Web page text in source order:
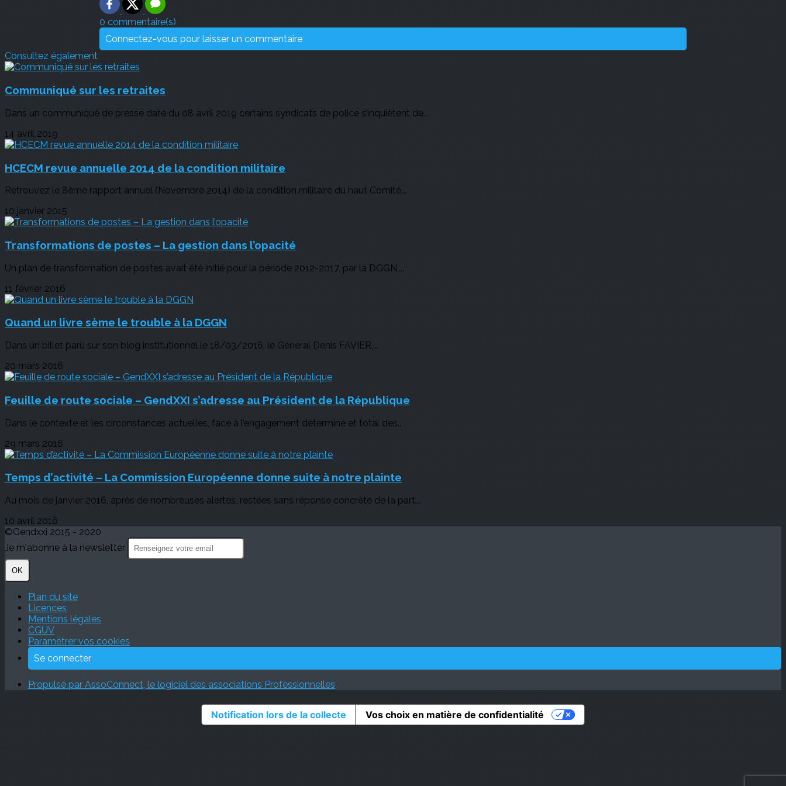
0 commentaire(s)
Connectez-vous pour laisser un commentaire
Consultez également
Communiqué sur les retraites
Dans un communiqué de presse daté du 08 avril 2019 certains syndicats de police s’inquiètent de...
14 avril 2019
HCECM revue annuelle 2014 de la condition militaire
Retrouvez le 8ème rapport annuel (Novembre 2014) de la condition militaire du haut Comité...
10 janvier 2015
Transformations de postes – La gestion dans l’opacité
Un plan de transformation de postes avait été initié pour la période 2012-2017, par la DGGN,...
11 février 2016
Quand un livre sème le trouble à la DGGN
Dans un billet paru sur son blog institutionnel le 18/03/2016, le Général Denis FAVIER,...
20 mars 2016
Feuille de route sociale – GendXXI s’adresse au Président de la République
Dans le contexte et les circonstances actuelles, face à l’engagement déterminé et total des...
29 mars 2016
Temps d’activité – La Commission Européenne donne suite à notre plainte
Au mois de janvier 2016, après de nombreuses alertes, restées sans réponse concrète de la part...
10 avril 2016
©Gendxxi 2015 - 2020
Je m'abonne à la newsletter
OK
Plan du site
Licences
Mentions légales
CGUV
Paramétrer vos cookies
Se connecter
Propulsé par AssoConnect, le logiciel des associations Professionnelles
Notification lors de la collecte Vos choix en matière de confidentialité